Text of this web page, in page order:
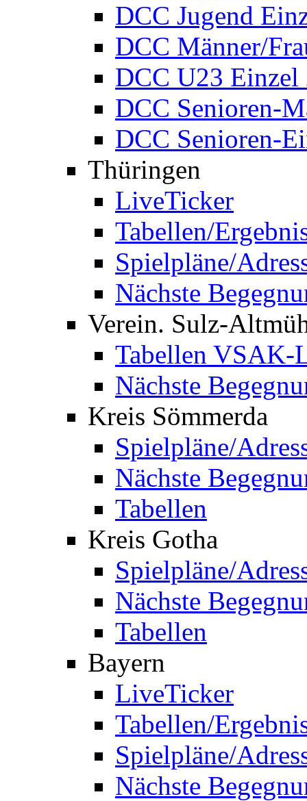
DCC Jugend
DCC Männer/
DCC U23 Einzel
DCC Senioren-
DCC Senioren-
Thüringen
LiveTicker
Tabellen/
Spielpläne/
Nächste
Verein. Sulz-
Tabellen VSAK-
Nächste
Kreis Sömmerda
Spielpläne/
Nächste
Tabellen
Kreis Gotha
Spielpläne/
Nächste
Tabellen
Bayern
LiveTicker
Tabellen/
Spielpläne/
Nächste